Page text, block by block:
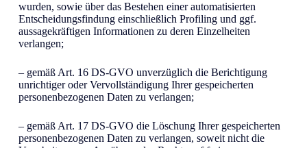
wurden, sowie über das Bestehen einer automatisierten
Entscheidungsfindung einschließlich Profiling und ggf.
aussagekräftigen Informationen zu deren Einzelheiten
verlangen;
– gemäß Art. 16 DS-GVO unverzüglich die Berichtigung
unrichtiger oder Vervollständigung Ihrer gespeicherten
personenbezogenen Daten zu verlangen;
– gemäß Art. 17 DS-GVO die Löschung Ihrer gespeicherten
personenbezogenen Daten zu verlangen, soweit nicht die